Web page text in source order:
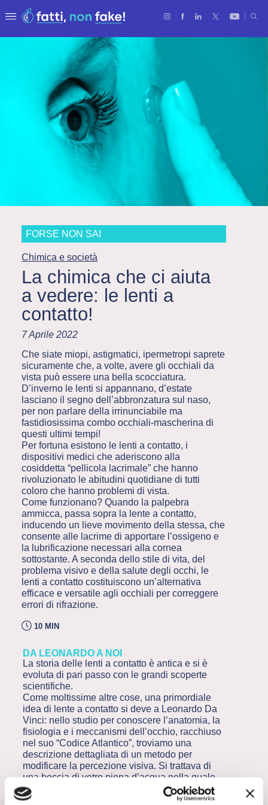
FORSE NON SAI
Chimica e società
La chimica che ci aiuta
a vedere: le lenti a
contatto!
7 Aprile 2022
Che siate miopi, astigmatici, ipermetropi saprete
sicuramente che, a volte, avere gli occhiali da
vista può essere una bella scocciatura.
D’inverno le lenti si appannano, d’estate
lasciano il segno dell’abbronzatura sul naso,
per non parlare della irrinunciabile ma
fastidiosissima combo occhiali-mascherina di
questi ultimi tempi!
Per fortuna esistono le lenti a contatto, i
dispositivi medici che aderiscono alla
cosiddetta “pellicola lacrimale” che hanno
rivoluzionato le abitudini quotidiane di tutti
coloro che hanno problemi di vista.
Come funzionano? Quando la palpebra
ammicca, passa sopra la lente a contatto,
inducendo un lieve movimento della stessa, che
consente alle lacrime di apportare l’ossigeno e
la lubrificazione necessari alla cornea
sottostante. A seconda dello stile di vita, del
problema visivo e della salute degli occhi, le
lenti a contatto costituiscono un’alternativa
efficace e versatile agli occhiali per correggere
errori di rifrazione.
10 MIN
DA LEONARDO A NOI
La storia delle lenti a contatto è antica e si è
evoluta di pari passo con le grandi scoperte
scientifiche.
Come moltissime altre cose, una primordiale
idea di lente a contatto si deve a Leonardo Da
Vinci: nello studio per conoscere l’anatomia, la
fisiologia e i meccanismi dell’occhio, racchiuso
nel suo “Codice Atlantico”, troviamo una
descrizione dettagliata di un metodo per
modificare la percezione visiva. Si trattava di
una boccia di vetro piena d’acqua nella quale
immergere gli occhi. Un’invenzione che però si
rivelò poco pratica e non venne mai utilizzata.